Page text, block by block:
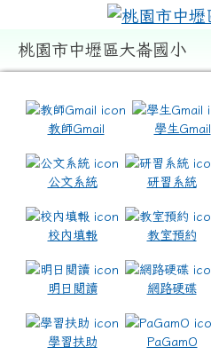
桃園市中壢區大崙國小
教師Gmail 學生Gmail
公文系統 研習系統
校內填報 教室預約
明日閱讀 網路硬碟
學習扶助 PaGamO